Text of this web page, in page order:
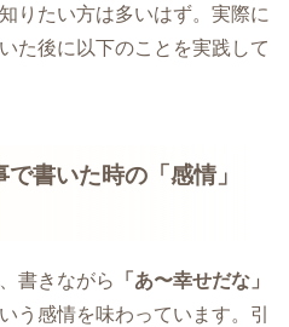
りたい方は多いはず。実際に
た後に以下のことを実践して
で書いた時の「感情」
書きながら
「あ〜幸せだな」
う感情を味わっています。引